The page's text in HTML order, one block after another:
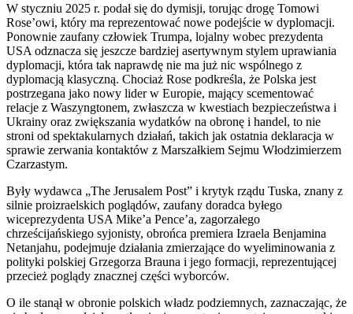
W styczniu 2025 r. podał się do dymisji, torując drogę Tomowi
Rose’owi, który ma reprezentować nowe podejście w dyplomacji.
Ponownie zaufany człowiek Trumpa, lojalny wobec prezydenta
USA odznacza się jeszcze bardziej asertywnym stylem uprawiania
dyplomacji, która tak naprawdę nie ma już nic wspólnego z
dyplomacją klasyczną. Chociaż Rose podkreśla, że Polska jest
postrzegana jako nowy lider w Europie, mający scementować
relacje z Waszyngtonem, zwłaszcza w kwestiach bezpieczeństwa i
Ukrainy oraz zwiększania wydatków na obronę i handel, to nie
stroni od spektakularnych działań, takich jak ostatnia deklaracja w
sprawie zerwania kontaktów z Marszałkiem Sejmu Włodzimierzem
Czarzastym.
Były wydawca „The Jerusalem Post” i krytyk rządu Tuska, znany z
silnie proizraelskich poglądów, zaufany doradca byłego
wiceprezydenta USA Mike’a Pence’a, zagorzałego
chrześcijańskiego syjonisty, obrońca premiera Izraela Benjamina
Netanjahu, podejmuje działania zmierzające do wyeliminowania z
polityki polskiej Grzegorza Brauna i jego formacji, reprezentującej
przecież poglądy znacznej części wyborców.
O ile stanął w obronie polskich władz podziemnych, zaznaczając, że